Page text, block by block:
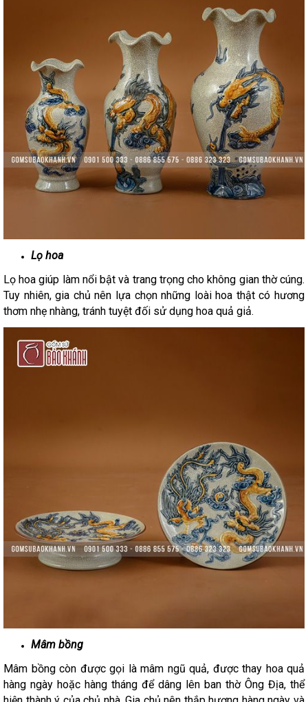
Lọ hoa
Lọ hoa giúp làm nổi bật và trang trọng cho không gian thờ cúng.
Tuy nhiên, gia chủ nên lựa chọn những loài hoa thật có hương
thơm nhẹ nhàng, tránh tuyệt đối sử dụng hoa quả giả.
Mâm bồng
Mâm bồng còn được gọi là mâm ngũ quả, được thay hoa quả
hàng ngày hoặc hàng tháng để dâng lên ban thờ Ông Địa, thể